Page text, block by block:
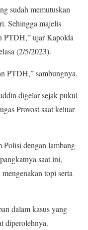
sudah memutuskan
Sehingga majelis
PTDH,” ujar Kapolda
(2/5/2023).
PTDH,” sambungnya.
digelar sejak pukul
Provost saat keluar
Polisi dengan lambang
saat ini,
topi serta
dalam kasus yang
diperolehnya.